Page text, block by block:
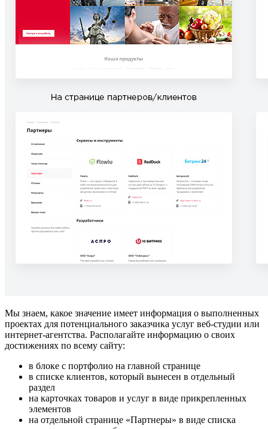
Мы знаем, какое значение имеет информация о выполненных
проектах для потенциального заказчика услуг веб-студии или
интернет-агентства. Располагайте информацию о своих
достижениях по всему сайту:
в блоке с портфолио на главной странице
в списке клиентов, который вынесен в отдельный
раздел
на карточках товаров и услуг в виде прикрепленных
элементов
на отдельной странице «Партнеры» в виде списка